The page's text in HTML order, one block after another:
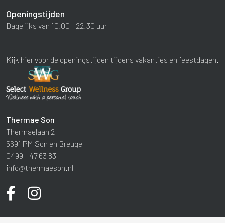
Openingstijden
Dagelijks van 10.00 - 22.30 uur
Kijk hier voor de openingstijden tijdens vakanties en feestdagen.
Thermae Son
Thermaelaan 2
5691 PM Son en Breugel
0499 - 47 63 83
info@thermaeson.nl